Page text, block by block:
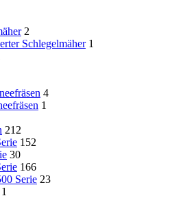
2
Schlegelmäher 1
4
1
212
152
30
166
Serie 23
1